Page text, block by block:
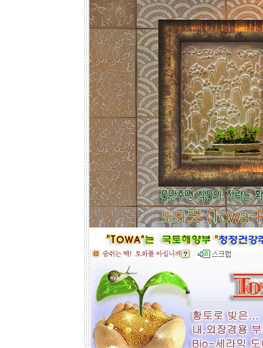
아트의 작품크기를 줄이면 저렴하게
도 가능하오니, 거실 아트월 이외에는
토와월과 같은 패턴타일 위주로 디자
인해도 친환경과 기능성 자재의 성능
거실아트월,쇼파월,중문,콘솔☆
고객님의 벽체 사이즈를 예를들어 가
로 3m라면 바로 위 검색코너에서 가로
3000을'클릭'해서 원하는 크기의 상품
들을 보시고 찾으시는 가격과 디자인
을 메모하시고 고객센타로 전화상담
전문 상담원이 제대로 된 친환경 인테
리어자재로 값싼 인테리어가 되는 노
하우를 제시해 드립니다.
황토타일의 제습기능으로 끈적한 여
름은 시원하게.. 겨울은 가습기능과 원
적외선 방사로 따뜻하게..
부조로 조각된 최고의 작품을 인
테리어 마감자재로 활용하여 집안품
격을 업그레이드해 보세요.